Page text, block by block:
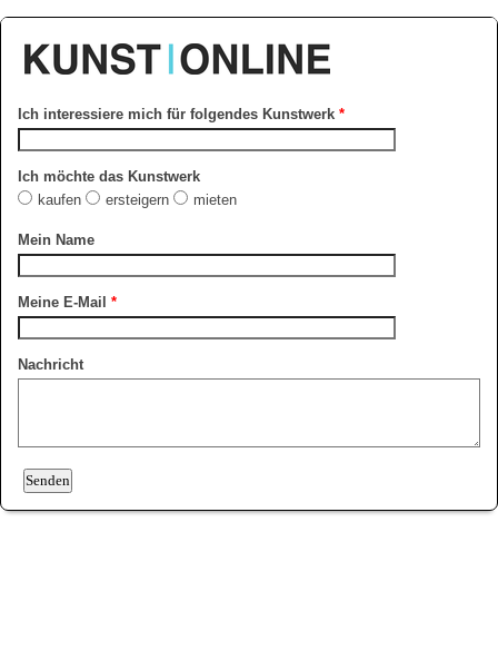
Ich interessiere mich für folgendes Kunstwerk *
Ich möchte das Kunstwerk
kaufen
ersteigern mieten
Mein Name
Meine E-Mail *
Nachricht